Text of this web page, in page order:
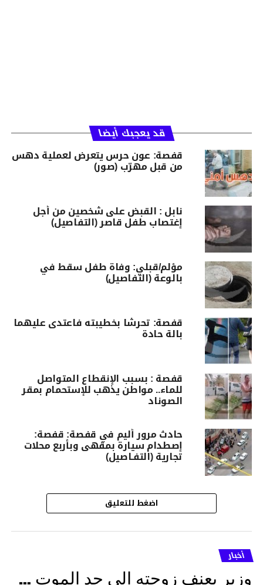
قد يعجبك أيضا
قفصة: عون حرس يتعرض لعملية دهس
من قبل مهرّب (صور)
نابل : القبض على شخصين من أجل
إغتصاب طفل قاصر (التفاصيل)
مؤلم/قبلي: وفاة طفل سقط في
بالوعة (التفاصيل)
قفصة: تحرشا بخطيبته فاعتدى عليهما
بالة حادة
قفصة : بسبب الإنقطاع المتواصل
للماء.. مواطن يذهب للإستحمام بمقر
الصوناد
حادث مرور أليم في قفصة: قفصة:
إصطدام سيارة بمقهى وبأربع محلات
تجارية (التفـاصيل)
اضغط للتعليق
أخبار
وزير يعنف زوجته إلى حد الموت …